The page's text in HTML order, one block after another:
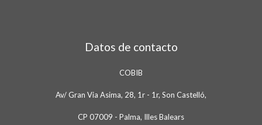
Datos de contacto
COBIB
Av/ Gran Via Asima, 28, 1r - 1r, Son Castelló,
CP 07009 - Palma, Illes Balears